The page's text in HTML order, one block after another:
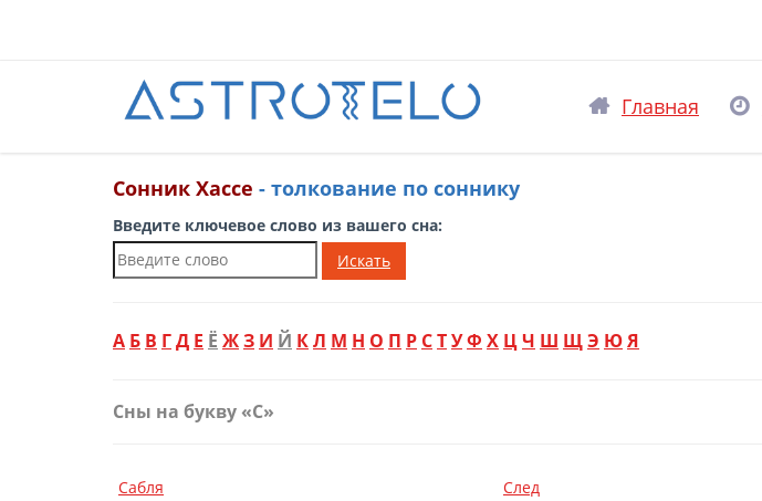
Главная
Сонник Хассе - толкование по соннику
Введите ключевое слово из вашего сна:
Искать
А Б В ГД Е Ё ЖЗ И Й КЛ М Н О П Р СТУФ Х ЦЧ Ш ЩЭ ЮЯ
Сны на букву «С»
Сабля След